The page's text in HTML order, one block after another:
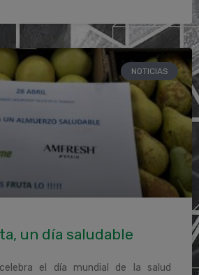
NOTICIAS
un día saludable
el día mundial de la salud